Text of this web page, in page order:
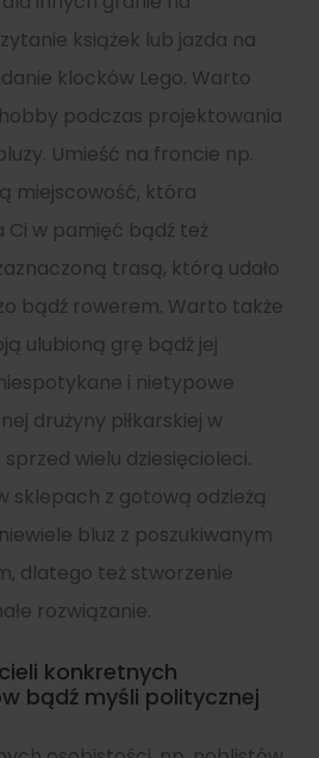
książek lub jazda na
klocków Lego. Warto
podczas projektowania
Umieść na froncie np.
miejscowość, która
Ci w pamięć bądź też
trasą, którą udało
bądź rowerem. Warto także
ulubioną grę bądź jej
i nietypowe
drużyny piłkarskiej w
sprzed wielu dziesięcioleci.
sklepach z gotową odzieżą
bluz z poszukiwanym
dlatego też stworzenie
rozwiązanie.
konkretnych
bądź myśli politycznej